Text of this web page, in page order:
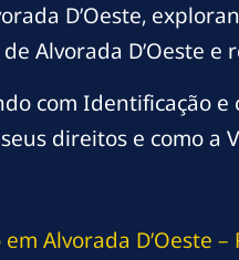
D’Oeste,
Alvorada D’Oeste e
com Identificação
direitos e como a
Alvorada D’Oeste –